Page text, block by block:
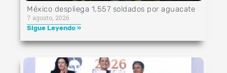
México despliega 1,557 soldados por aguacate
7 agosto, 2026
Sigue Leyendo »